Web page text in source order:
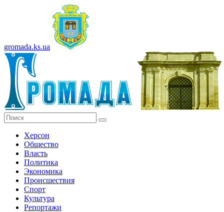
gromada.ks.ua
Херсон
Общество
Власть
Политика
Экономика
Происшествия
Спорт
Культура
Репортажи